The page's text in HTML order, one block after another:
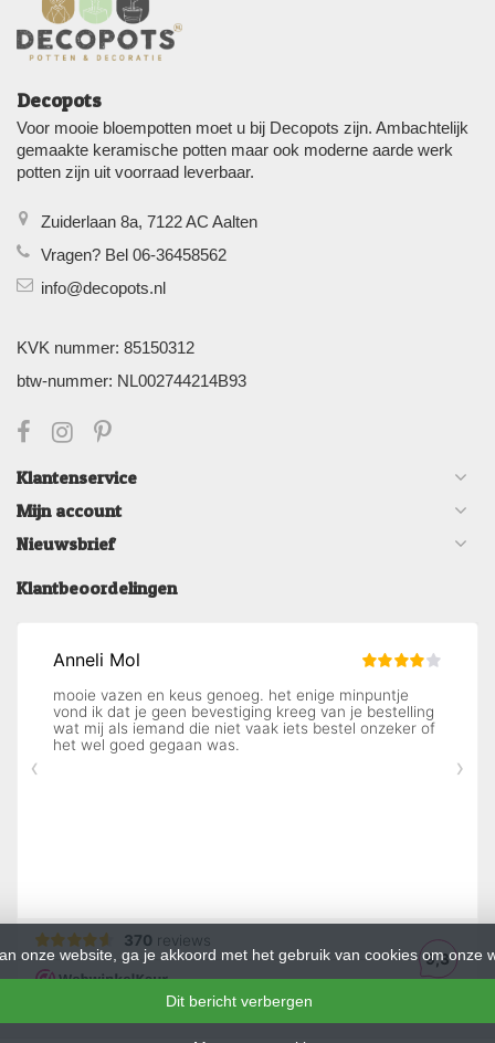
Decopots
Voor mooie bloempotten moet u bij Decopots zijn. Ambachtelijk
gemaakte keramische potten maar ook moderne aarde werk
potten zijn uit voorraad leverbaar.
Zuiderlaan 8a, 7122 AC Aalten
Vragen? Bel 06-36458562
info@decopots.nl
KVK nummer: 85150312
btw-nummer: NL002744214B93
Klantenservice
Mijn account
Nieuwsbrief
Klantbeoordelingen
onze website, ga je akkoord met het gebruik van cookies om onze
Dit bericht verbergen